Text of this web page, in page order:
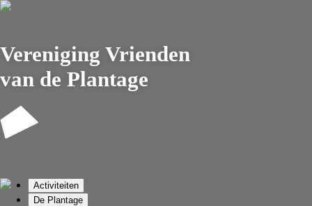
Vereniging Vrienden
van de Plantage
Activiteiten
De Plantage